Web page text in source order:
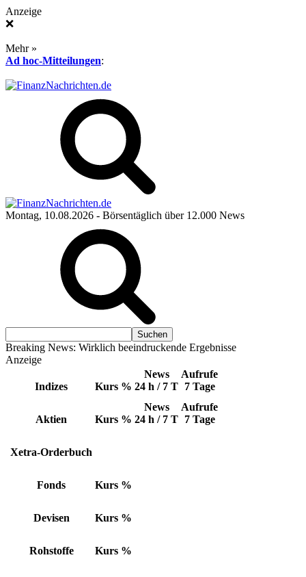
Anzeige
❌
Mehr »
Ad hoc-Mitteilungen:
Montag, 10.08.2026 - Börsentäglich über 12.000 News
Breaking News: Wirklich beeindruckende Ergebnisse
Anzeige
Indizes Kurs %
News
24 h / 7 T
Aufrufe
7 Tage
Aktien Kurs %
News
24 h / 7 T
Aufrufe
7 Tage
Xetra-Orderbuch
Fonds Kurs %
Devisen Kurs %
Rohstoffe Kurs %